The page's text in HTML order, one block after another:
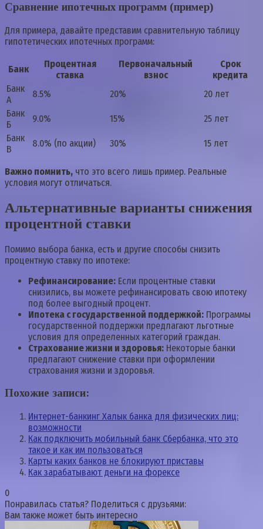
Сравнение ипотечных программ (пример)
Для примера, давайте представим сравнительную таблицу
гипотетических ипотечных программ:
Банк
Процентная
ставка
Первоначальный
взнос
Срок
кредита
Банк
А
8.5% 20%
20 лет
Банк
Б
9.0% 15%
25 лет
Банк
В
8.0% (по акции) 30% 15 лет
Важно помнить, что это всего лишь пример. Реальные
условия могут отличаться.
Альтернативные варианты снижения
процентной ставки
Помимо выбора банка, есть и другие способы снизить
процентную ставку по ипотеке:
Рефинансирование: Если процентные ставки
снизились, вы можете рефинансировать свою ипотеку
под более выгодный процент.
Ипотека с государственной поддержкой: Программы
государственной поддержки предлагают льготные
условия для определенных категорий граждан.
Страхование жизни и здоровья: Некоторые банки
предлагают снижение ставки при оформлении
страхования жизни и здоровья.
Похожие записи:
Интернет-банкинг Халык банка для физических лиц:
возможности
Как подключить мобильный банк Сбербанка, что это
такое и как им пользоваться
Карты каких банков не блокируют приставы
Как зарабатывают деньги на форексе
0
Понравилась статья? Поделиться с друзьями:
Вам также может быть интересно